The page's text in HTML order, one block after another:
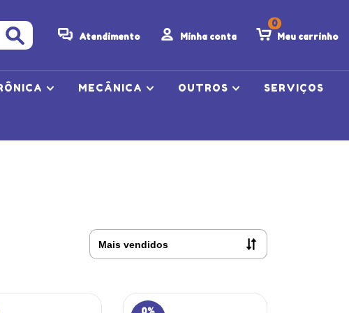
Atendimento Minha conta Meu carrinho
0
MECÂNICA OUTROS SERVIÇOS